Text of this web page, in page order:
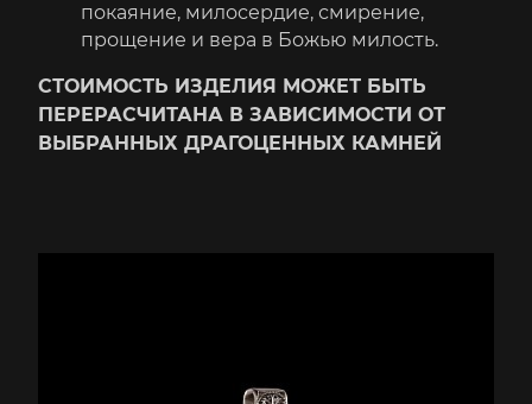
покаяние, милосердие, смирение,
прощение и вера в Божью милость.
СТОИМОСТЬ ИЗДЕЛИЯ МОЖЕТ БЫТЬ
ПЕРЕРАСЧИТАНА В ЗАВИСИМОСТИ ОТ
ВЫБРАННЫХ ДРАГОЦЕННЫХ КАМНЕЙ